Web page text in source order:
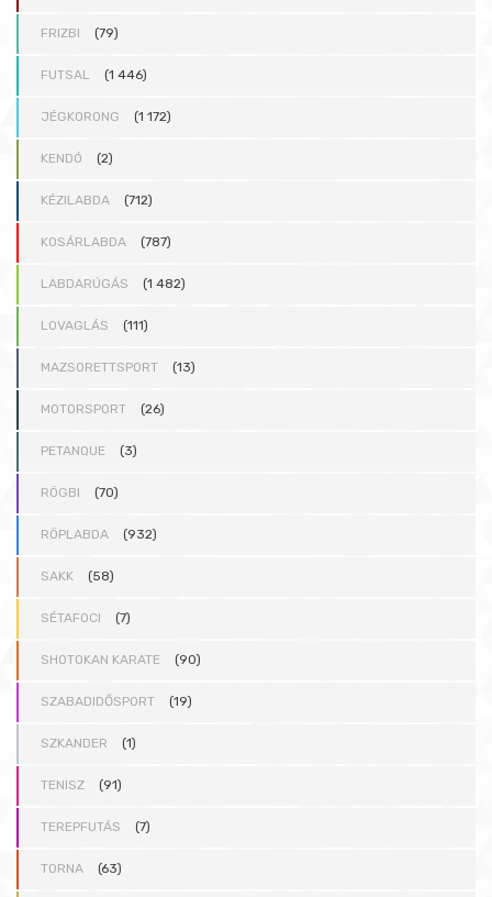
FRIZBI (79)
FUTSAL (1 446)
JÉGKORONG (1 172)
KENDÓ (2)
KÉZILABDA (712)
KOSÁRLABDA (787)
LABDARÚGÁS (1 482)
LOVAGLÁS (111)
MAZSORETTSPORT (13)
MOTORSPORT (26)
PETANQUE (3)
RÖGBI (70)
RÖPLABDA (932)
SAKK (58)
SÉTAFOCI (7)
SHOTOKAN KARATE (90)
SZABADIDŐSPORT (19)
SZKANDER (1)
TENISZ (91)
TEREPFUTÁS (7)
TORNA (63)